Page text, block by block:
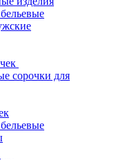
сорочки для